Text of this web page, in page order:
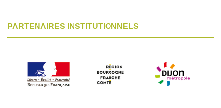
PARTENAIRES INSTITUTIONNELS